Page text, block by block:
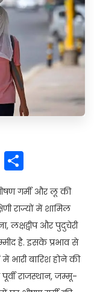
Gmail
गर्मी और लू की
राज्यों में शामिल
लक्षद्वीप और पुदुचेरी
है. इसके प्रभाव से
बारिश होने की
राजस्थान, जम्मू-